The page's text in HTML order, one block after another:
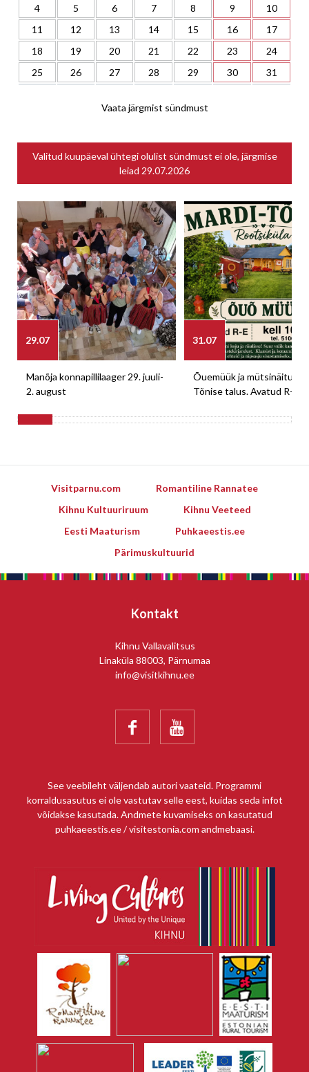
4
5 6 7 8 9
10
11
12 13 14 15 16
17
18
19 20 21 22 23
24
25
26 27 28 29 30 31
Vaata järgmist sündmust
Valitud kuupäeval ühtegi olulist sündmust ei ole, järgmise
leiad 29.07.2026
29.07
Manõja konnapillilaager 29. juuli-
2. august
31.07
Õuemüük ja mütsinäitus
Tõnise talus. Avatud R-E
Visitparnu.com
Romantiline Rannatee
Kihnu Kultuuriruum
Kihnu Veeteed
Eesti Maaturism
Puhkaeestis.ee
Pärimuskultuurid
Kontakt
Kihnu Vallavalitsus
Linaküla 88003, Pärnumaa
info@visitkihnu.ee
 
See veebileht väljendab autori vaateid. Programmi
korraldusasutus ei ole vastutav selle eest, kuidas seda infot
võidakse kasutada. Andmete kuvamiseks on kasutatud
puhkaeestis.ee / visitestonia.com andmebaasi.